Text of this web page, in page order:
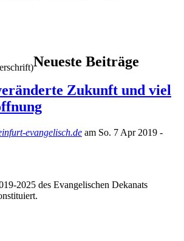
Neueste Beiträge
Zukunft und viel
evangelisch.de am So. 7 Apr 2019 -
2025 des Evangelischen Dekanats